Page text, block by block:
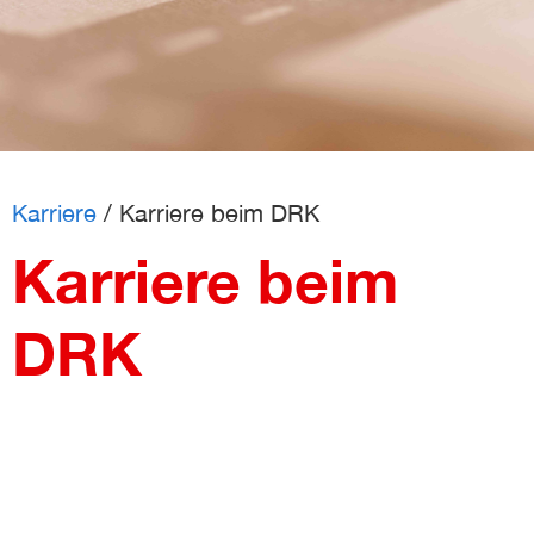
Karriere / Karriere beim DRK
Karriere beim
DRK